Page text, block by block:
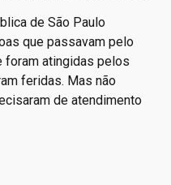
de São Paulo
que passavam pelo
foram atingidas pelos
feridas. Mas não
de atendimento